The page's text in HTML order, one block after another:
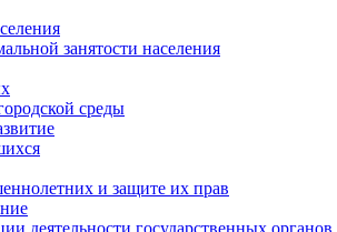
занятости населения
среды
и защите их прав